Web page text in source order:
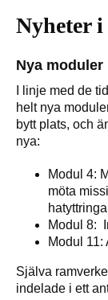
Nyheter
Nya moduler
I linje med de
helt nya
bytt plats, och
nya:
Modul 4:
möta
Modul 8:
Modul
Själva
indelade i ett